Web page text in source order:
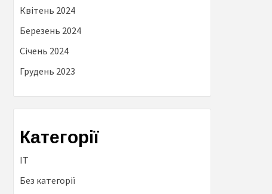
Квітень 2024
Березень 2024
Січень 2024
Грудень 2023
Категорії
IT
Без категорії